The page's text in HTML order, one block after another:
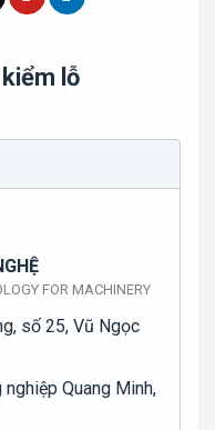
lỗ
FOR MACHINERY
số 25, Vũ Ngọc
Quang Minh,